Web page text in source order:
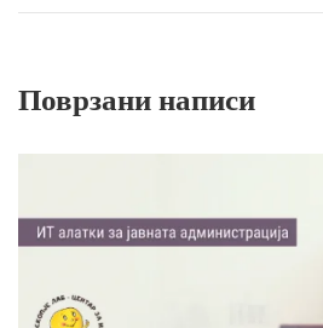
Поврзани написи